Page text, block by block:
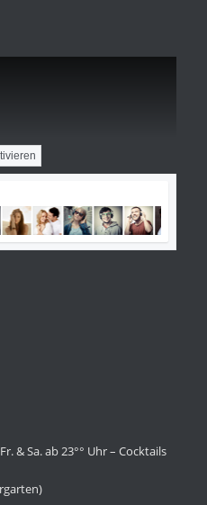
& Sa. ab 23°° Uhr – Cocktails